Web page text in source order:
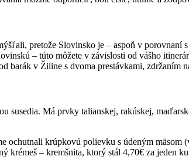
pretože Slovinsko je – aspoň v porovnaní
– túto môžete v závislosti od vášho
barák v Žiline s dvoma prestávkami, zdržaním
susedia. Má prvky talianskej, rakúskej,
ochutnali krúpkovú polievku s údeným
krémeš – kremšnita, ktorý stál 4,70€ za jeden